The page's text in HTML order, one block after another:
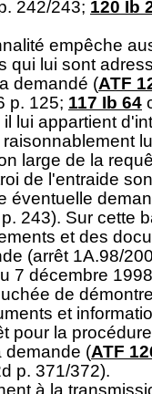
242/243; 120 Ib
empêche
qui lui sont
demandé (ATF
p. 125; 117 Ib 64
lui appartient
large de la
de l'entraide
éventuelle
243). Sur cette
et des
(arrêt 1A.98/
7 décembre
de
et
pour la
demande (ATF
p. 371/372).
à la